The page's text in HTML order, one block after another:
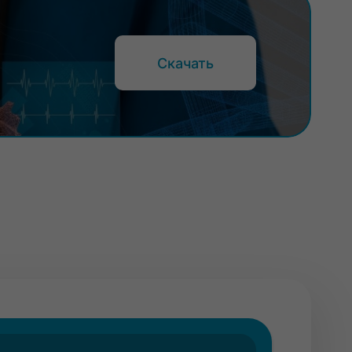
Скачать